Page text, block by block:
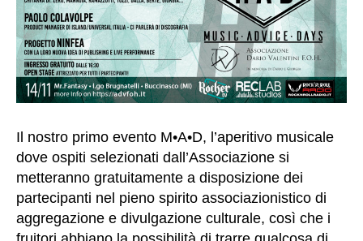
Il nostro primo evento M•A•D, l’aperitivo musicale
dove ospiti selezionati dall’Associazione si
metteranno gratuitamente a disposizione dei
partecipanti nel pieno spirito associazionistico di
aggregazione e divulgazione culturale, così che i
a
ri
Q
u
e
st
c
o
o
e
s